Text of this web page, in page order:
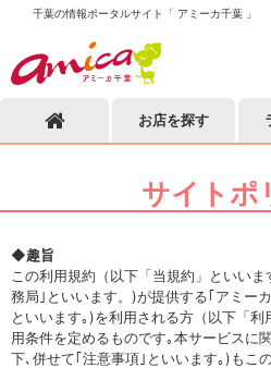
千葉の情報ポータルサイト「 アミーカ千葉 」
お店を探す
サイトポ
◆趣旨
この利用規約（以下「当規約」といい
務局｣といいます。)が提供する｢アミー
といいます｡)を利用される方（以下「
用条件を定めるものです｡本サービスに
下､併せて｢注意事項｣といいます｡)もこ